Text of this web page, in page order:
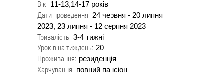
Вік: 11-13,14-17 років
Дати проведення: 24 червня - 20 липня
2023, 23 липня - 12 серпня 2023
Тривалість: 3-4 тижні
Уроків на тиждень: 20
Проживання: резиденція
Харчування: повний пансіон